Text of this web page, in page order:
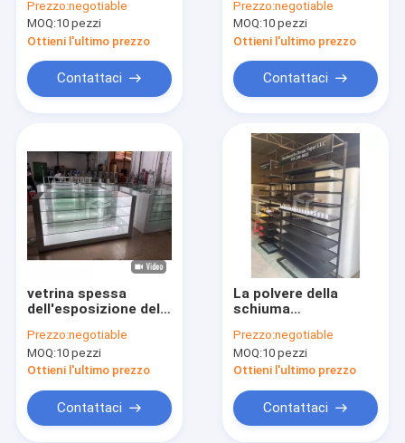
metallo
dell'armadietto di
esposizione del
negozio della
sigaretta di T5 LED
Prezzo:negotiable
MOQ:10 pezzi
Ottieni l'ultimo prezzo
Contattaci
del ferro dipinto
Prezzo:negotiable
MOQ:10 pezzi
Ottieni l'ultimo prezzo
Contattaci
vetrina spessa
dell'esposizione del
del MDF di 5mm con
illuminazione di T5
LED
Prezzo:negotiable
MOQ:10 pezzi
Ottieni l'ultimo prezzo
Contattaci
La polvere della
schiuma
del deposito della
sigaretta del ODM ha
ricoperto
Prezzo:negotiable
MOQ:10 pezzi
Ottieni l'ultimo prezzo
Contattaci